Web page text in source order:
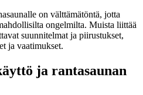
on välttämätöntä, jotta
ongelmilta. Muista liittää
suunnitelmat ja piirustukset,
ja vaatimukset.
ja rantasaunan